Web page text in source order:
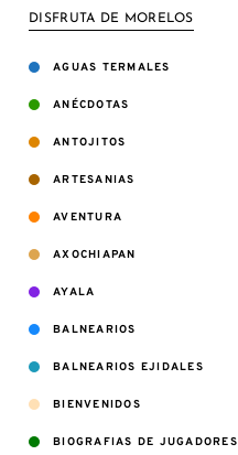
DISFRUTA DE MORELOS
AGUAS TERMALES
ANÉCDOTAS
ANTOJITOS
ARTESANIAS
AVENTURA
AXOCHIAPAN
AYALA
BALNEARIOS
BALNEARIOS EJIDALES
BIENVENIDOS
BIOGRAFIAS DE JUGADORES